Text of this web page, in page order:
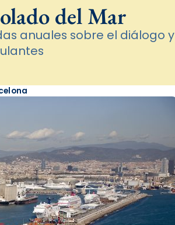
del Mar
anuales sobre el diálogo y